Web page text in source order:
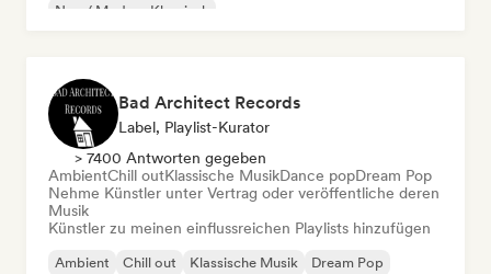
Neo / Modern Klassisch
Bad Architect Records
Label, Playlist-Kurator
> 7400 Antworten gegeben
AmbientChill outKlassische MusikDance popDream Pop
Nehme Künstler unter Vertrag oder veröffentliche deren
Musik
Künstler zu meinen einflussreichen Playlists hinzufügen
Ambient Chill out Klassische Musik
Dream Pop